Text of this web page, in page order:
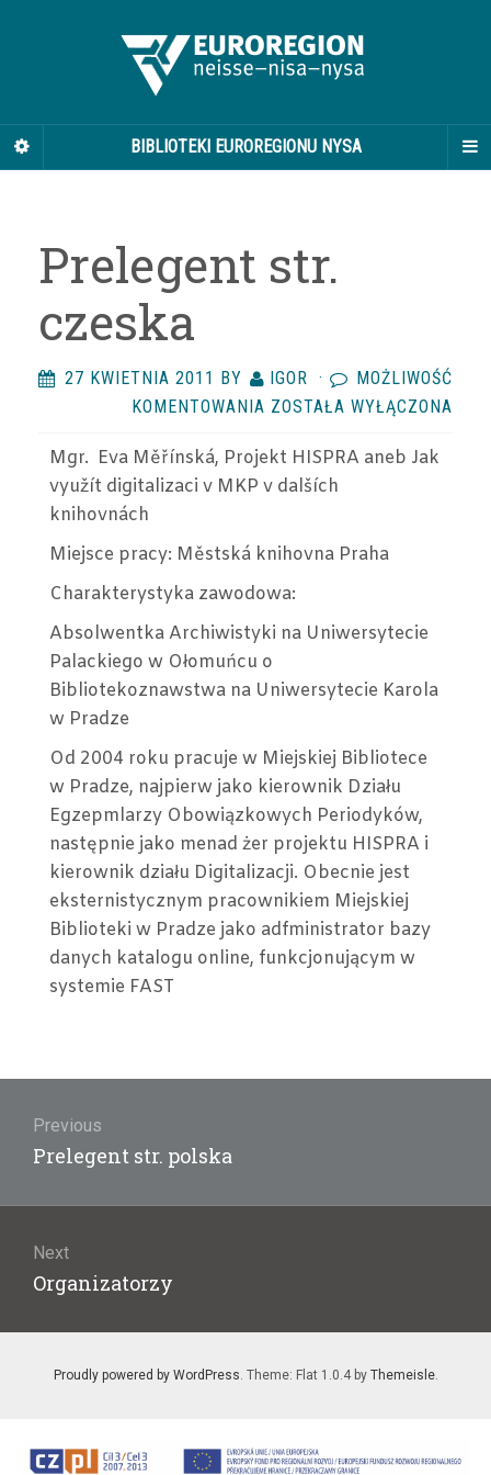
BIBLIOTEKI EUROREGIONU NYSA
Prelegent str.
czeska
27 KWIETNIA 2011 BY IGOR ·
MOŻLIWOŚĆ
KOMENTOWANIA PRELEGENT
CZESKA
ZOSTAŁA WYŁĄCZONA
Mgr. Eva Měřínská, Projekt HISPRA aneb Jak
využít digitalizaci v MKP v dalších
knihovnách
Miejsce pracy: Městská knihovna Praha
Charakterystyka zawodowa:
Absolwentka Archiwistyki na Uniwersytecie
Palackiego w Ołomuńcu o
Bibliotekoznawstwa na Uniwersytecie Karola
w Pradze
Od 2004 roku pracuje w Miejskiej Bibliotece
w Pradze, najpierw jako kierownik Działu
Egzepmlarzy Obowiązkowych Periodyków,
następnie jako menad żer projektu HISPRA i
kierownik działu Digitalizacji. Obecnie jest
eksternistycznym pracownikiem Miejskiej
Biblioteki w Pradze jako adfministrator bazy
danych katalogu online, funkcjonującym w
systemie FAST
Nawigacja
wpisu
Previous
Previous
Prelegent str. polska
Next
Next
Organizatorzy
Proudly powered by WordPress. Theme: Flat 1.0.4 by Themeisle.